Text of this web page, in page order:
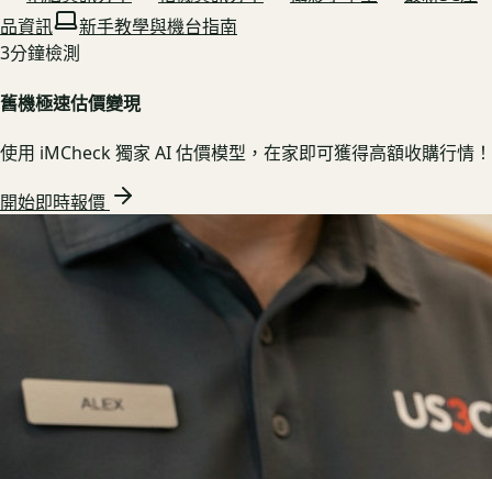
品資訊
新手教學與機台指南
3分鐘檢測
舊機極速估價變現
使用 iMCheck 獨家 AI 估價模型，在家即可獲得高額收購行情！
開始即時報價